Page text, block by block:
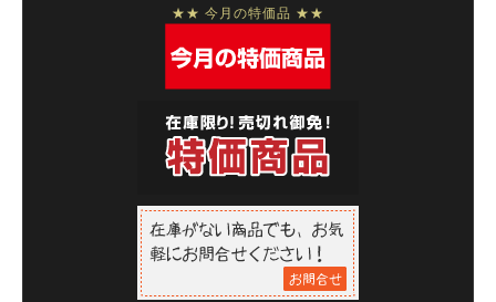
★★ 今月の特価品 ★★